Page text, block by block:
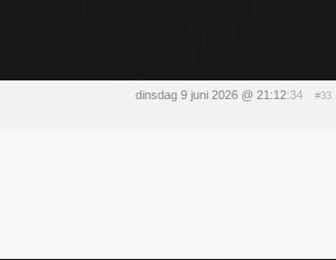
dinsdag 9 juni 2026 @ 21:12:34 #33